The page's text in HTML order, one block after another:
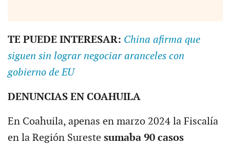
TE PUEDE INTERESAR: China afirma que
siguen sin lograr negociar aranceles con
gobierno de EU
DENUNCIAS EN COAHUILA
En Coahuila, apenas en marzo 2024 la Fiscalía
en la Región Sureste sumaba 90 casos